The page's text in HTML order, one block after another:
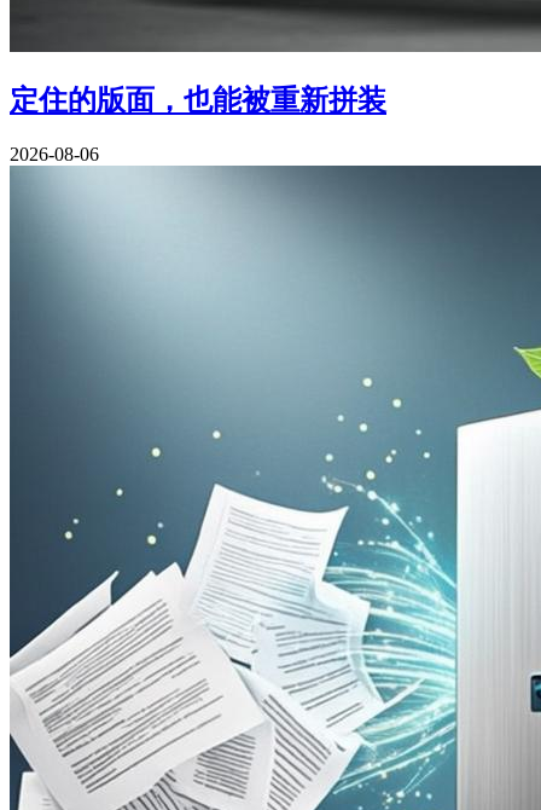
定住的版面，也能被重新拼装
2026-08-06